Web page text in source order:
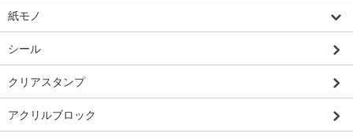
紙モノ
シール
クリアスタンプ
アクリルブロック